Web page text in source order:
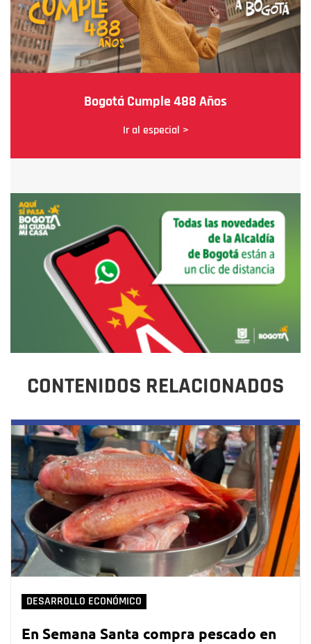
Bogotá Cumple 488 Años
Ir al especial >
CONTENIDOS RELACIONADOS
DESARROLLO ECONÓMICO
En Semana Santa compra pescado en